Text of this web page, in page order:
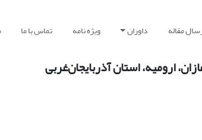
مقاله داوران ویژه نامه تماس با ما
ارومیه، استان آذربایجان‌غربی